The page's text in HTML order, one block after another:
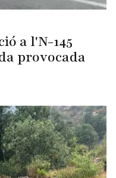
a l'N-145
provocada